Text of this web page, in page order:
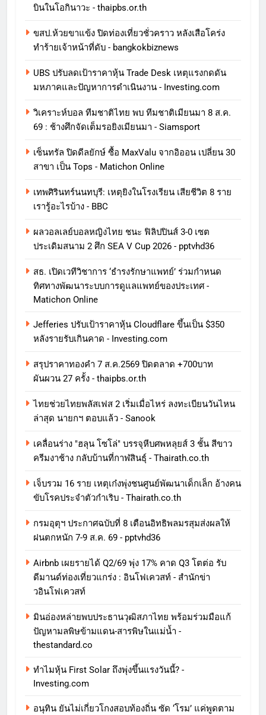
บินในโอกินาวะ - thaipbs.or.th
ขสป.ห้วยขาแข้ง ปิดท่องเที่ยวชั่วคราว หลังเสือโคร่ง
ทำร้ายเจ้าหน้าที่ดับ - bangkokbiznews
UBS ปรับลดเป้าราคาหุ้น Trade Desk เหตุแรงกดดัน
มหภาคและปัญหาการดําเนินงาน - Investing.com
วิเคราะห์บอล ทีมชาติไทย พบ ทีมชาติเมียนมา 8 ส.ค.
69 : ช้างศึกจัดเต็มรอยิงเมียนมา - Siamsport
เซ็นทรัล ปิดดีลยักษ์ ซื้อ MaxValu จากอิออน เปลี่ยน 30
สาขา เป็น Tops - Matichon Online
เทพศิรินทร์นนทบุรี: เหตุยิงในโรงเรียน เสียชีวิต 8 ราย
เรารู้อะไรบ้าง - BBC
ผลวอลเลย์บอลหญิงไทย ชนะ ฟิลิปปินส์ 3-0 เซต
ประเดิมสนาม 2 ศึก SEA V Cup 2026 - pptvhd36
สธ. เปิดเวทีวิชาการ ‘ธำรงรักษาแพทย์’ ร่วมกำหนด
ทิศทางพัฒนาระบบการดูแลแพทย์ของประเทศ -
Matichon Online
Jefferies ปรับเป้าราคาหุ้น Cloudflare ขึ้นเป็น $350
หลังรายรับเกินคาด - Investing.com
สรุปราคาทองคำ 7 ส.ค.2569 ปิดตลาด +700บาท
ผันผวน 27 ครั้ง - thaipbs.or.th
ไทยช่วยไทยพลัสเฟส 2 เริ่มเมื่อไหร่ ลงทะเบียนวันไหน
ล่าสุด นายกฯ ตอบแล้ว - Sanook
เคลื่อนร่าง "ฮลุน โซโล่" บรรจุหีบศพหลุยส์ 3 ชั้น สีขาว
ครีมงาช้าง กลับบ้านที่กาฬสินธุ์ - Thairath.co.th
เจ็บรวม 16 ราย เหตุเก๋งพุ่งชนศูนย์พัฒนาเด็กเล็ก อ้างคน
ขับโรคประจำตัวกำเริบ - Thairath.co.th
กรมอุตุฯ ประกาศฉบับที่ 8 เตือนอิทธิพลมรสุมส่งผลให้
ฝนตกหนัก 7-9 ส.ค. 69 - pptvhd36
Airbnb เผยรายได้ Q2/69 พุ่ง 17% คาด Q3 โตต่อ รับ
ดีมานด์ท่องเที่ยวแกร่ง : อินโฟเควสท์ - สำนักข่า
วอินโฟเควสท์
มินอ่องหล่ายพบประธานวุฒิสภาไทย พร้อมร่วมมือแก้
ปัญหามลพิษข้ามแดน-สารพิษในแม่น้ำ -
thestandard.co
ทําไมหุ้น First Solar ถึงพุ่งขึ้นแรงวันนี้? -
Investing.com
อนุทิน ยันไม่เกี่ยวโกงสอบท้องถิ่น ซัด ‘โรม’ แค่พูดตาม